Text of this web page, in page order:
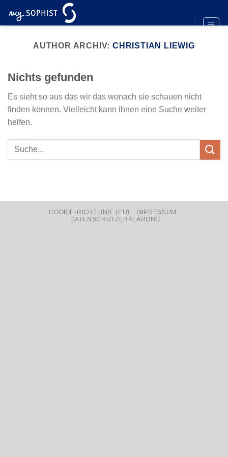
Inhalt
AUTHOR ARCHIV:CHRISTIAN LIEWIG
Nichts gefunden
Es sieht so aus das wir das wonach sie schauen nicht
finden können. Vielleicht kann ihnen eine Suche weiter
helfen.
COOKIE-RICHTLINIE (EU)
IMPRESSUM
DATENSCHUTZERKLÄRUNG